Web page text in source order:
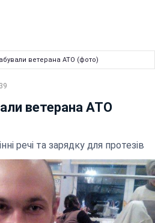
ветерана АТО (фото)
ветерана АТО
речі та зарядку для протезів